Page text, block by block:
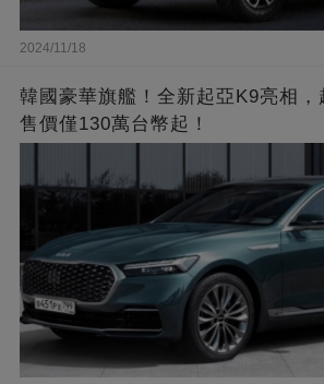
2024/11/18
韓國豪華旗艦！全新起亞K9亮相，
售價僅130萬台幣起！